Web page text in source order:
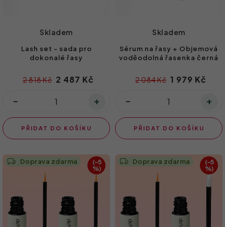
Lash set - sada pro
dokonalé řasy
Skladem
2 487 Kč
2 818 Kč
PŘIDAT DO KOŠÍKU
Sérum na řasy + Objemová
voděodolná řasenka černá
Skladem
1 979 Kč
2 084 Kč
PŘIDAT DO KOŠÍKU
Doprava zdarma
(–5
%)
Doprava zdarma
(–5
%)